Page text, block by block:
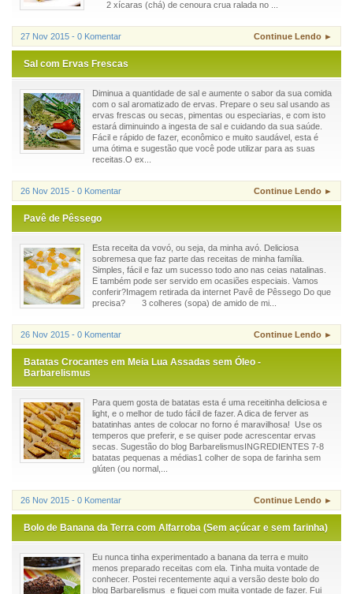
2 xícaras (chá) de cenoura crua ralada no ...
27 Nov 2015 - 0 Komentar Continue Lendo ►
Sal com Ervas Frescas
Diminua a quantidade de sal e aumente o sabor da sua comida
com o sal aromatizado de ervas. Prepare o seu sal usando as
ervas frescas ou secas, pimentas ou especiarias, e com isto
estará diminuindo a ingesta de sal e cuidando da sua saúde.
Fácil e rápido de fazer, econômico e muito saudável, esta é
uma ótima e sugestão que você pode utilizar para as suas
receitas.O ex...
26 Nov 2015 - 0 Komentar Continue Lendo ►
Pavê de Pêssego
Esta receita da vovó, ou seja, da minha avó. Deliciosa
sobremesa que faz parte das receitas de minha família.
Simples, fácil e faz um sucesso todo ano nas ceias natalinas.
E também pode ser servido em ocasiões especiais. Vamos
conferir?Imagem retirada da internet Pavê de Pêssego Do que
precisa? 3 colheres (sopa) de amido de mi...
26 Nov 2015 - 0 Komentar Continue Lendo ►
Batatas Crocantes em Meia Lua Assadas sem Óleo -
Barbarelismus
Para quem gosta de batatas esta é uma receitinha deliciosa e
light, e o melhor de tudo fácil de fazer. A dica de ferver as
batatinhas antes de colocar no forno é maravilhosa! Use os
temperos que preferir, e se quiser pode acrescentar ervas
secas. Sugestão do blog BarbarelismusINGREDIENTES 7-8
batatas pequenas a médias1 colher de sopa de farinha sem
glúten (ou normal,...
26 Nov 2015 - 0 Komentar Continue Lendo ►
Bolo de Banana da Terra com Alfarroba (Sem açúcar e sem farinha)
Eu nunca tinha experimentado a banana da terra e muito
menos preparado receitas com ela. Tinha muita vontade de
conhecer. Postei recentemente aqui a versão deste bolo do
blog Barbarelismus e fiquei com muita vontade de fazer. Fui